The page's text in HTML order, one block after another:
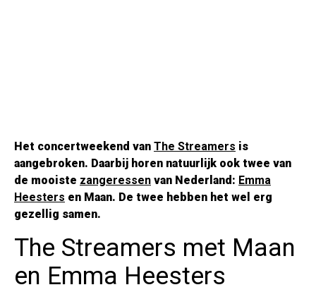
Het concertweekend van The Streamers is
aangebroken. Daarbij horen natuurlijk ook twee van
de mooiste zangeressen van Nederland: Emma
Heesters en Maan. De twee hebben het wel erg
gezellig samen.
The Streamers met Maan
en Emma Heesters